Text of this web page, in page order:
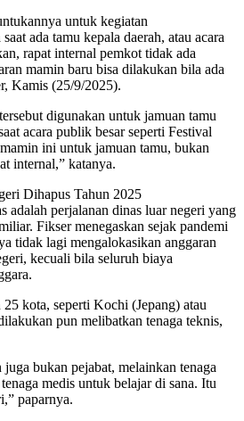
untuk kegiatan
ada tamu kepala daerah, atau acara
rapat internal pemkot tidak ada
mamin baru bisa dilakukan bila ada
Kamis (25/9/2025).
digunakan untuk jamuan tamu
acara publik besar seperti Festival
ini untuk jamuan tamu, bukan
internal,” katanya.
Dihapus Tahun 2025
adalah perjalanan dinas luar negeri yang
Fikser menegaskan sejak pandemi
tidak lagi mengalokasikan anggaran
kecuali bila seluruh biaya
kota, seperti Kochi (Jepang) atau
pun melibatkan tenaga teknis,
bukan pejabat, melainkan tenaga
medis untuk belajar di sana. Itu
paparnya.